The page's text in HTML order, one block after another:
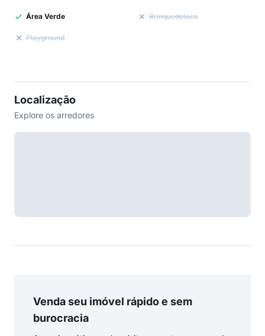
Área Verde Brinquedoteca
Playground
Localização
Explore os arredores
Venda seu imóvel rápido e sem
burocracia